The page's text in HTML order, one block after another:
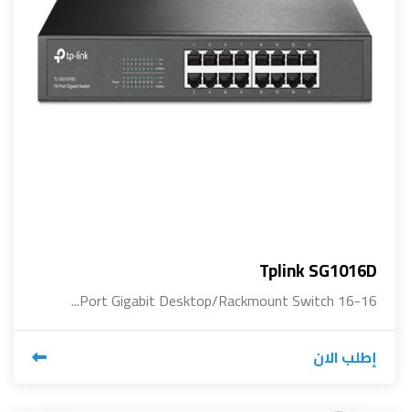
Tplink SG1016D
16-Port Gigabit Desktop/Rackmount Switch 16...
إطلب الان